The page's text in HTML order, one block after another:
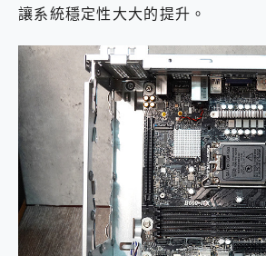
讓系統穩定性大大的提升。